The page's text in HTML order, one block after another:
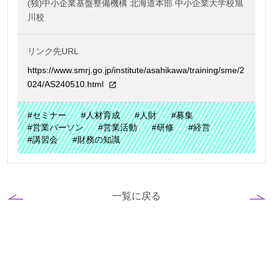
(独)中小企業基盤整備機構 北海道本部 中小企業大学校旭
川校
リンク先URL
https://www.smrj.go.jp/institute/asahikawa/training/sme/2
024/AS240510.html
#セミナー #人材育成 #人財
#募集
#営業パーソン
#営業活動 #研修
#経営
#講習会
#財務の知識
一覧に戻る